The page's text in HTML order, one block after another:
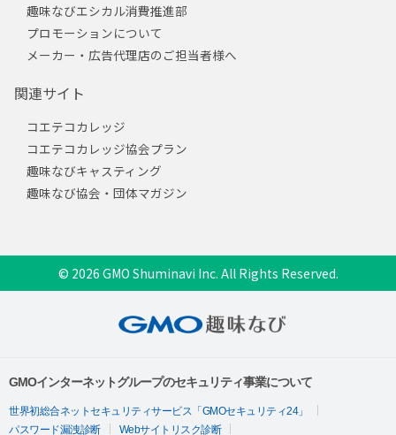
趣味なびエシカル消費推進部
プロモーションについて
メーカー・広告代理店のご担当者様へ
関連サイト
コエテコカレッジ
コエテコカレッジ協会プラン
趣味なびキャスティング
趣味なび協会・団体マガジン
© 2026 GMO Shuminavi Inc. All Rights Reserved.